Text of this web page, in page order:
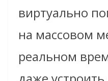
виртуально
на массовом
реальном